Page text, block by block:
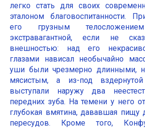
легко стать для своих
эталоном благовоспитанности.
его грузным
экстравагантной, если не
внешностью: над его
глазами нависал необычайно
уши были чрезмерно длинными,
мясистым, а из-под
выступали наружу два
передних зуба. На темени у него
глубокая вмятина, дававшая пищу
пересудов. Кроме того,